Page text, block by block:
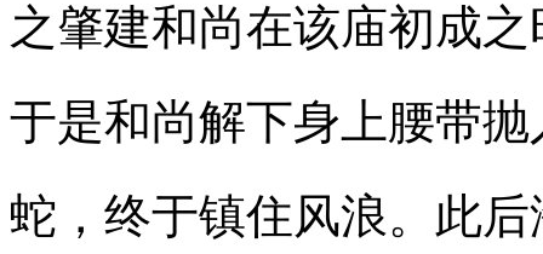
之肇建和尚在该庙初成
于是和尚解下身上腰带
蛇，终于镇住风浪。此